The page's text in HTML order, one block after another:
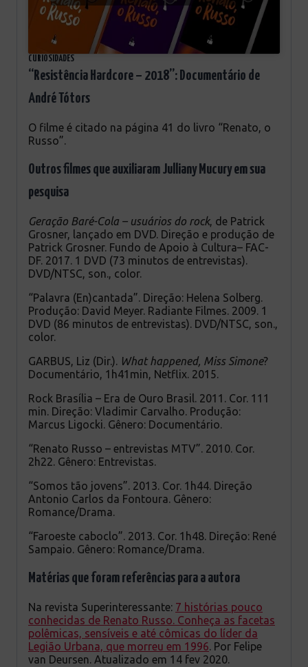
CURIOSIDADES
“Resistência Hardcore – 2018”: Documentário de
André Tótors
O filme é citado na página 41 do livro “Renato, o
Russo”.
Outros filmes que auxiliaram Julliany Mucury em sua
pesquisa
Geração Baré-Cola –usuários do rock, de Patrick
Grosner, lançado em DVD. Direção e produção de
Patrick Grosner. Fundo de Apoio à Cultura– FAC-
DF. 2017. 1 DVD (73 minutos de entrevistas).
DVD/NTSC, son., color.
“Palavra (En)cantada”. Direção: Helena Solberg.
Produção: David Meyer. Radiante Filmes. 2009. 1
DVD (86 minutos de entrevistas). DVD/NTSC, son.,
color.
GARBUS, Liz (Dir.). What happened, Miss Simone?
Documentário, 1h41min, Netflix. 2015.
Rock Brasília – Era de Ouro Brasil. 2011. Cor. 111
min. Direção: Vladimir Carvalho. Produção:
Marcus Ligocki. Gênero: Documentário.
“Renato Russo – entrevistas MTV”. 2010. Cor.
2h22. Gênero: Entrevistas.
“Somos tão jovens”. 2013. Cor. 1h44. Direção
Antonio Carlos da Fontoura. Gênero:
Romance/Drama.
“Faroeste caboclo”. 2013. Cor. 1h48. Direção: René
Sampaio. Gênero: Romance/Drama.
Matérias que foram referências para a autora
Na revista Superinteressante: 7 histórias pouco
conhecidas de Renato Russo. Conheça as facetas
polêmicas, sensíveis e até cômicas do líder da
Legião Urbana, que morreu em 1996. Por Felipe
van Deursen. Atualizado em 14 fev 2020.